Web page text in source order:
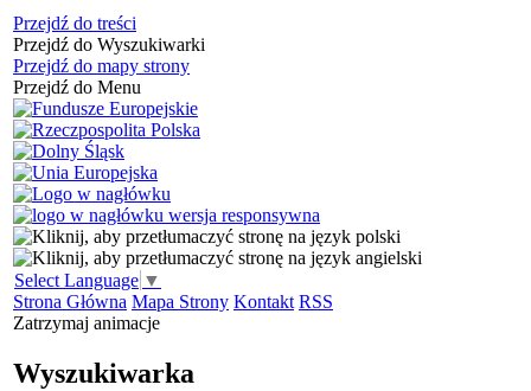
Przejdź do treści
Przejdź do Wyszukiwarki
Przejdź do mapy strony
Przejdź do Menu
Select Language ▼
Strona Główna Mapa Strony Kontakt RSS
Zatrzymaj animacje
Wyszukiwarka